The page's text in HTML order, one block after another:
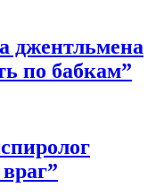
джентльмена
по бабкам”